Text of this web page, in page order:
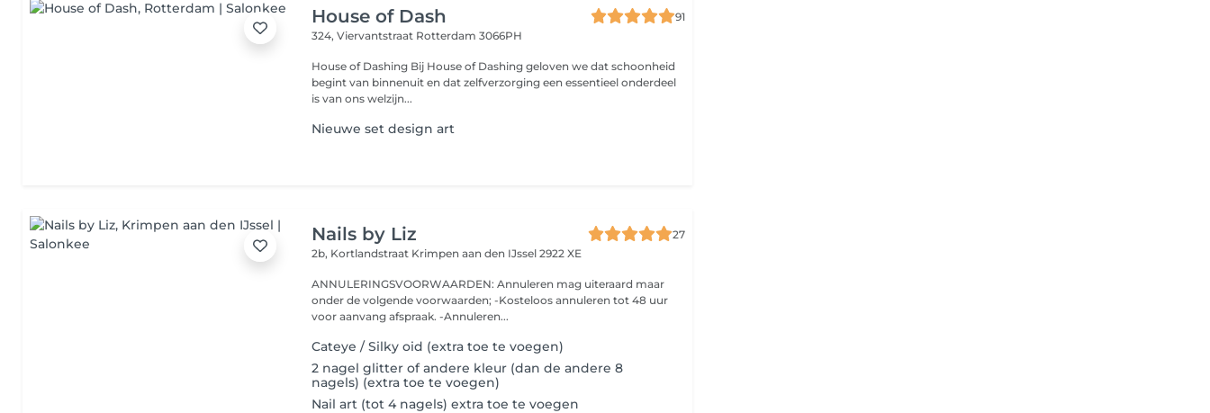
House of Dash
91
324, Viervantstraat Rotterdam 3066PH
House of Dashing Bij House of Dashing geloven we dat schoonheid
begint van binnenuit en dat zelfverzorging een essentieel onderdeel
is van ons welzijn...
Nieuwe set design art
Nails by Liz
27
2b, Kortlandstraat Krimpen aan den IJssel 2922 XE
ANNULERINGSVOORWAARDEN: Annuleren mag uiteraard maar
onder de volgende voorwaarden; -Kosteloos annuleren tot 48 uur
voor aanvang afspraak. -Annuleren...
Cateye / Silky oid (extra toe te voegen)
2 nagel glitter of andere kleur (dan de andere 8
nagels) (extra toe te voegen)
Nail art (tot 4 nagels) extra toe te voegen